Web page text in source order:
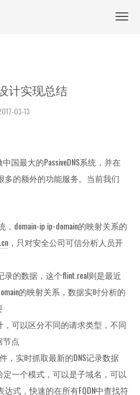
计实现总结
03-13
国最大的PassiveDNS系统，并在
多的额外的功能服务。当前我们
，domain-ip ip-domain的映射关系的
，只对安全公司可信分析人员开
录的数据，这个flint.real则是最近
的映射关系，数据实时分析的
，可以区分不同的请求类型，不同
节点
，实时抓取最新的DNS记录数据
定一个模式，可以是子域名，可以
达式，快速的在所有FQDN中查找符